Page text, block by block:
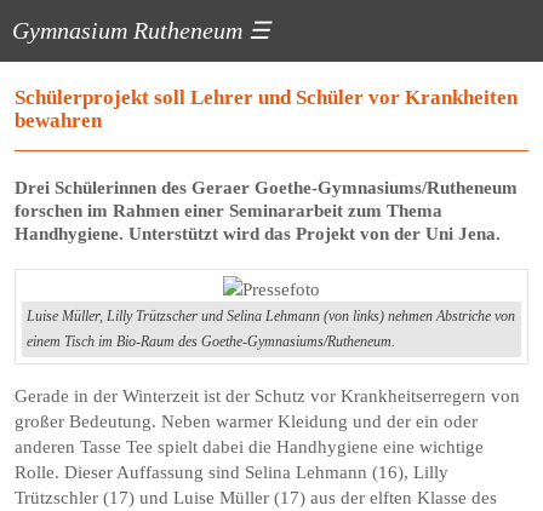
Gymnasium Rutheneum ☰
Schülerprojekt soll Lehrer und Schüler vor Krankheiten
bewahren
Drei Schülerinnen des Geraer Goethe-Gymnasiums/Rutheneum
forschen im Rahmen einer Seminararbeit zum Thema
Handhygiene. Unterstützt wird das Projekt von der Uni Jena.
Luise Müller, Lilly Trützscher und Selina Lehmann (von links) nehmen Abstriche von
einem Tisch im Bio-Raum des Goethe-Gymnasiums/Rutheneum.
Gerade in der Winterzeit ist der Schutz vor Krankheitserregern von
großer Bedeutung. Neben warmer Kleidung und der ein oder
anderen Tasse Tee spielt dabei die Handhygiene eine wichtige
Rolle. Dieser Auffassung sind Selina Lehmann (16), Lilly
Trützschler (17) und Luise Müller (17) aus der elften Klasse des